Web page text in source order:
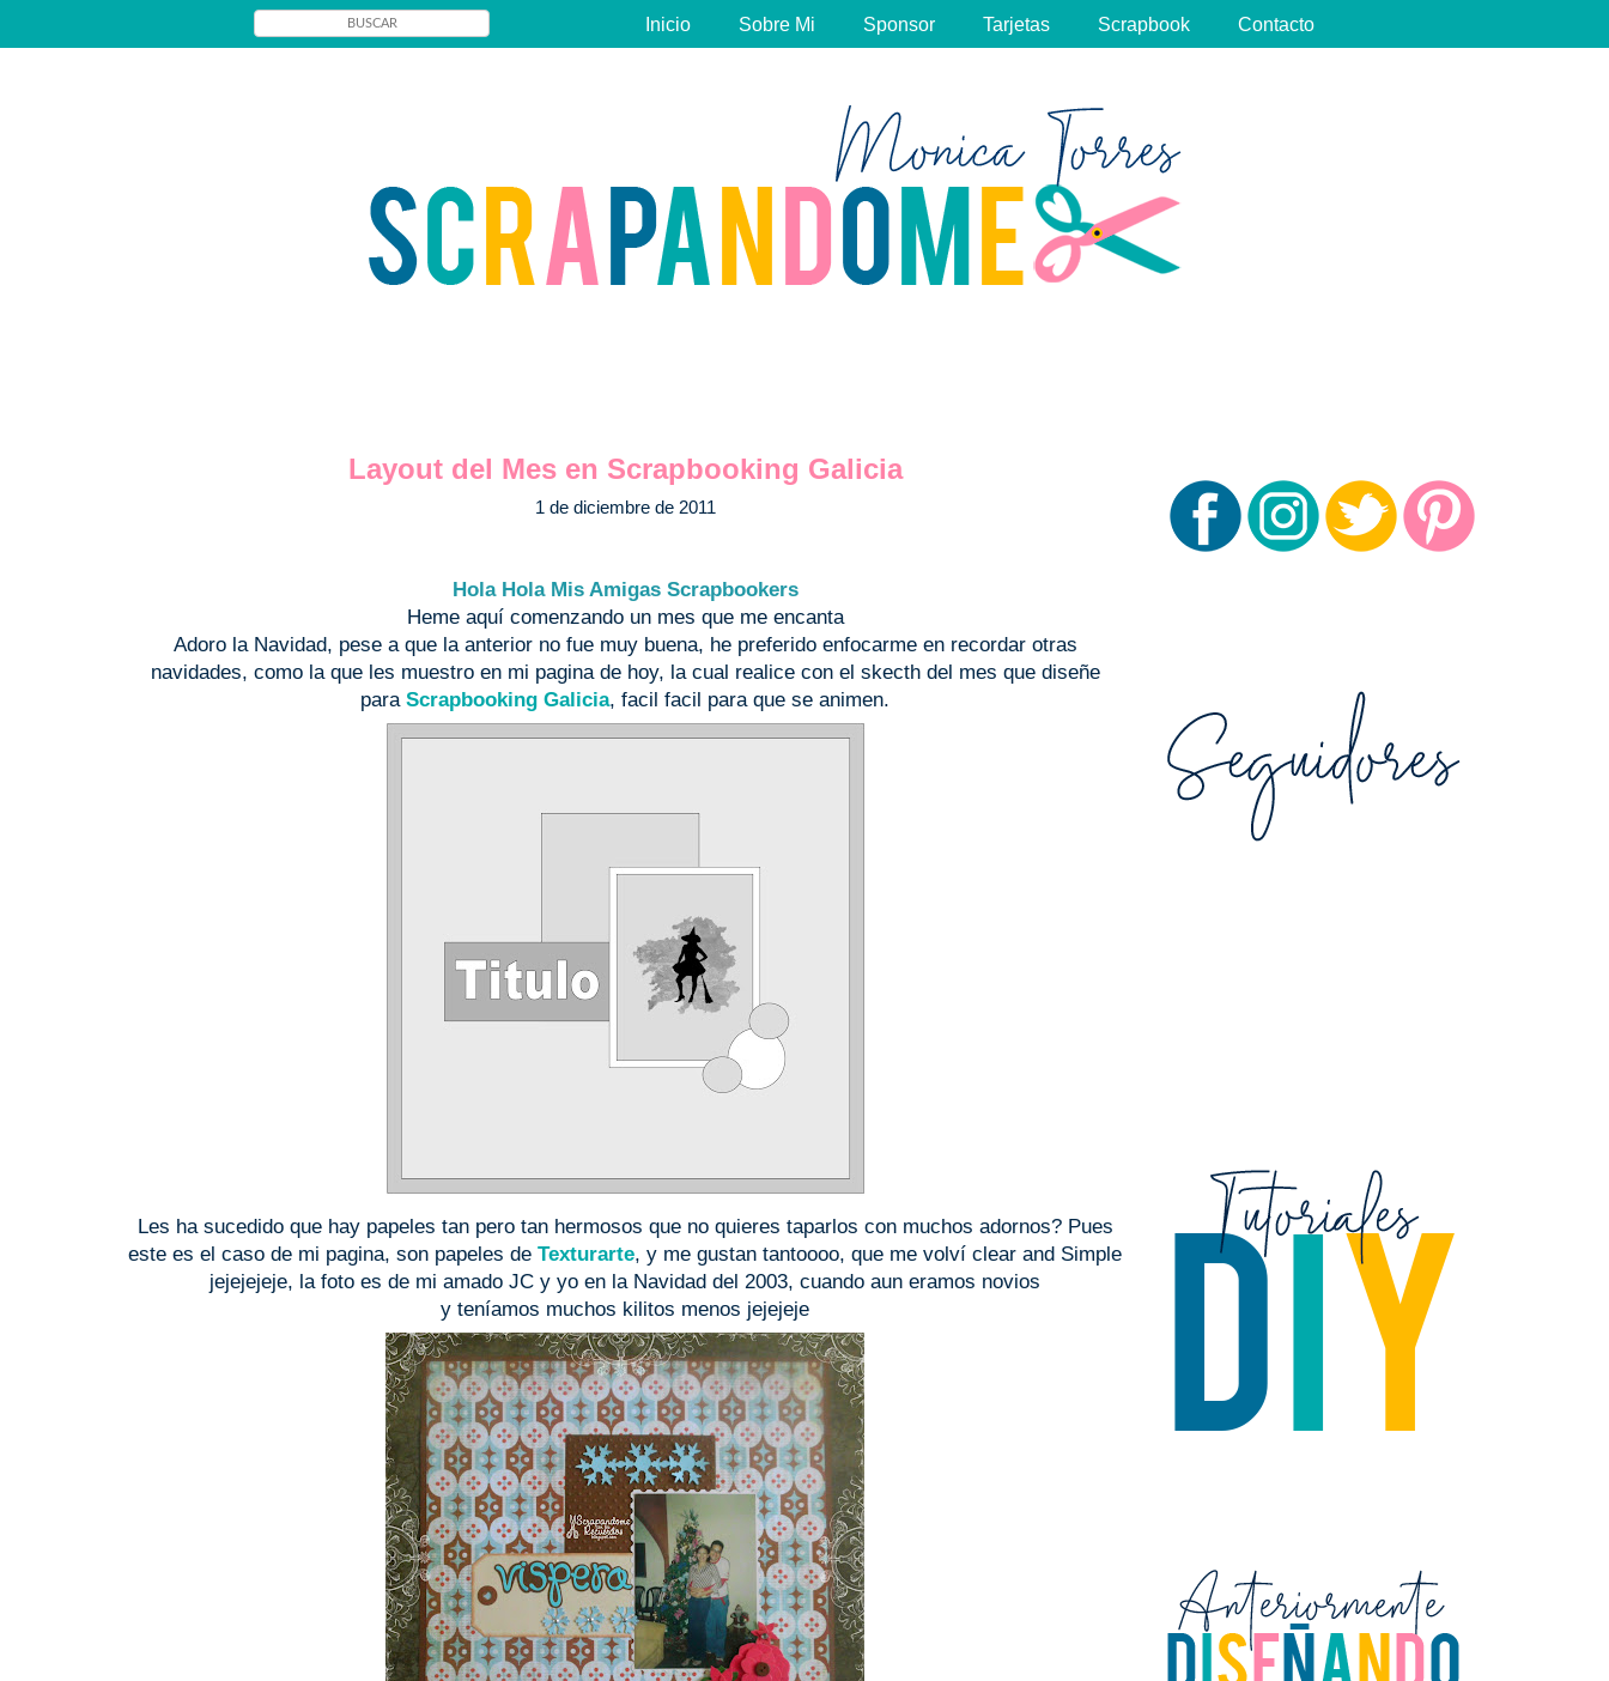
Inicio Sobre Mi Sponsor Tarjetas Scrapbook Contacto
Layout del Mes en Scrapbooking Galicia
1 de diciembre de 2011
Hola Hola Mis Amigas Scrapbookers
Heme aquí comenzando un mes que me encanta
Adoro la Navidad, pese a que la anterior no fue muy buena, he preferido enfocarme en recordar otras
navidades, como la que les muestro en mi pagina de hoy, la cual realice con el skecth del mes que diseñe
para Scrapbooking Galicia, facil facil para que se animen.
Les ha sucedido que hay papeles tan pero tan hermosos que no quieres taparlos con muchos adornos? Pues
este es el caso de mi pagina, son papeles de Texturarte, y me gustan tantoooo, que me volví clear and Simple
jejejejeje, la foto es de mi amado JC y yo en la Navidad del 2003, cuando aun eramos novios
y teníamos muchos kilitos menos jejejeje